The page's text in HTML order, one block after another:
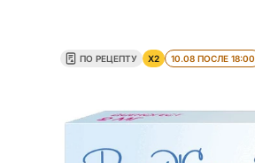
ПО РЕЦЕПТУ X2 10.08 ПОСЛЕ 18:00